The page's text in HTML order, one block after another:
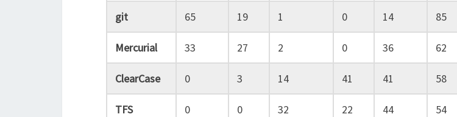
git 65 19 1 0 14 85
Mercurial 33 27 2 0 36 62
ClearCase 0 3 14 41 41 58
TFS 0 0 32 22 44 54